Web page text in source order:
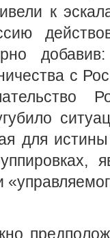
к
с
для